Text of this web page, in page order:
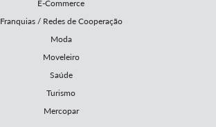
E-Commerce
Franquias / Redes de Cooperação
Moda
Moveleiro
Saúde
Turismo
Mercopar